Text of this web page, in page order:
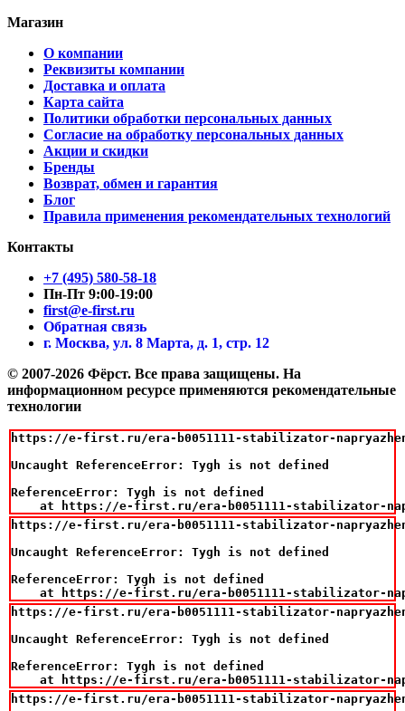
Магазин
О компании
Реквизиты компании
Доставка и оплата
Карта сайта
Политики обработки персональных данных
Согласие на обработку персональных данных
Акции и скидки
Бренды
Возврат, обмен и гарантия
Блог
Правила применения рекомендательных технологий
Контакты
+7 (495) 580-58-18
Пн-Пт 9:00-19:00
first@e-first.ru
Обратная связь
г. Москва, ул. 8 Марта, д. 1, стр. 12
© 2007-2026 Фёрст. Все права защищены. На
информационном ресурсе применяются рекомендательные
технологии
https://e-first.ru/era-b0051111-stabilizator-
Uncaught ReferenceError: Tygh is not defined
ReferenceError: Tygh is not defined
at https://e-first.ru/era-b0051111-stabilizator-
https://e-first.ru/era-b0051111-stabilizator-
Uncaught ReferenceError: Tygh is not defined
ReferenceError: Tygh is not defined
at https://e-first.ru/era-b0051111-stabilizator-
https://e-first.ru/era-b0051111-stabilizator-
Uncaught ReferenceError: Tygh is not defined
ReferenceError: Tygh is not defined
at https://e-first.ru/era-b0051111-stabilizator-
https://e-first.ru/era-b0051111-stabilizator-